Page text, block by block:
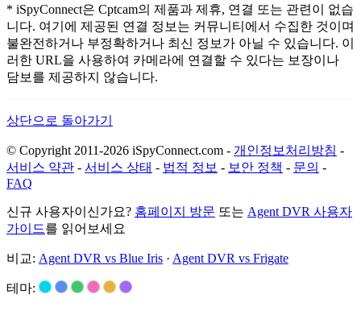
* iSpyConnect은 Cptcam의 제품과 제휴, 연결 또는 관련이 없습
니다. 여기에 제공된 연결 정보는 커뮤니티에서 수집한 것이며
불완전하거나 부정확하거나 최신 정보가 아닐 수 있습니다. 이
러한 URL을 사용하여 카메라에 연결할 수 있다는 보장이나
담보를 제공하지 않습니다.
상단으로 돌아가기
© Copyright 2011-2026 iSpyConnect.com - 개인정보처리방침 -
서비스 약관 - 서비스 상태 - 법적 정보 - 보안 정책 - 문의 -
FAQ
신규 사용자이신가요? 홈페이지 방문 또는 Agent DVR 사용자
가이드를 읽어보세요
비교: Agent DVR vs Blue Iris · Agent DVR vs Frigate
테마: